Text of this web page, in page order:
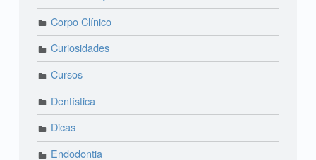
Corpo Clínico
Curiosidades
Cursos
Dentística
Dicas
Endodontia